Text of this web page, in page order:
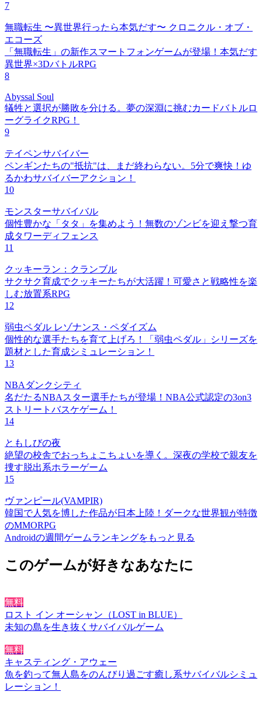
7
無職転生 〜異世界行ったら本気だす〜 クロニクル・オブ・
エコーズ
「無職転生」の新作スマートフォンゲームが登場！本気だす
異世界×3DバトルRPG
8
Abyssal Soul
犠牲と選択が勝敗を分ける。夢の深淵に挑むカードバトルロ
ーグライクRPG！
9
テイペンサバイバー
ペンギンたちの"抵抗"は、まだ終わらない。5分で爽快！ゆ
るかわサバイバーアクション！
10
モンスターサバイバル
個性豊かな「タタ」を集めよう！無数のゾンビを迎え撃つ育
成タワーディフェンス
11
クッキーラン：クランブル
サクサク育成でクッキーたちが大活躍！可愛さと戦略性を楽
しむ放置系RPG
12
弱虫ペダル レゾナンス・ペダイズム
個性的な選手たちを育て上げろ！「弱虫ペダル」シリーズを
題材とした育成シミュレーション！
13
NBAダンクシティ
名だたるNBAスター選手たちが登場！NBA公式認定の3on3
ストリートバスケゲーム！
14
ともしびの夜
絶望の校舎でおっちょこちょいを導く。深夜の学校で親友を
捜す脱出系ホラーゲーム
15
ヴァンピール(VAMPIR)
韓国で人気を博した作品が日本上陸！ダークな世界観が特徴
のMMORPG
Androidの週間ゲームランキングをもっと見る
このゲームが好きなあなたに
無料
ロスト イン オーシャン（LOST in BLUE）
未知の島を生き抜くサバイバルゲーム
無料
キャスティング・アウェー
魚を釣って無人島をのんびり過ごす癒し系サバイバルシミュ
レーション！